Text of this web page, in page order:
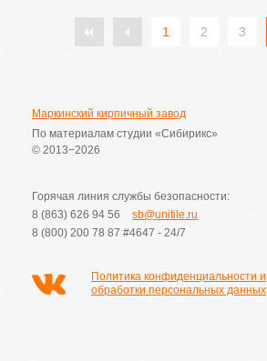
1 2 3
Маркинский кирпичный завод
По материалам студии «Сибирикс»
© 2013−2026
Горячая линия службы безопасности:
8 (863) 626 94 56
sb@unitile.ru
8 (800) 200 78 87 #4647 - 24/7
Политика конфиденциальности и
обработки персональных данных